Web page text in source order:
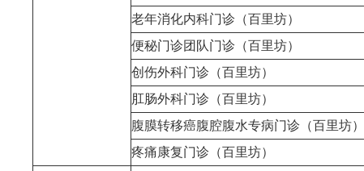
老年消化内科门诊（百里坊）
便秘门诊团队门诊（百里坊）
创伤外科门诊（百里坊）
肛肠外科门诊（百里坊）
腹膜转移癌腹腔腹水专病门诊（百里坊）
疼痛康复门诊（百里坊）